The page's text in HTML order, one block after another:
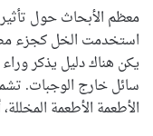
معظم الأبحاث حول
استخدمت الخل كجزء
يكن هناك دليل يذكر
سائل خارج الوجبات.
الأطعمة الأطعمة